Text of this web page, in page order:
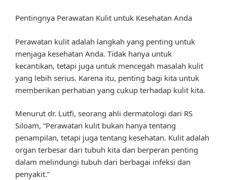
Pentingnya Perawatan Kulit untuk Kesehatan Anda
Perawatan kulit adalah langkah yang penting untuk
menjaga kesehatan Anda. Tidak hanya untuk
kecantikan, tetapi juga untuk mencegah masalah kulit
yang lebih serius. Karena itu, penting bagi kita untuk
memberikan perhatian yang cukup terhadap kulit kita.
Menurut dr. Lutfi, seorang ahli dermatologi dari RS
Siloam, “Perawatan kulit bukan hanya tentang
penampilan, tetapi juga tentang kesehatan. Kulit adalah
organ terbesar dari tubuh kita dan berperan penting
dalam melindungi tubuh dari berbagai infeksi dan
penyakit.”